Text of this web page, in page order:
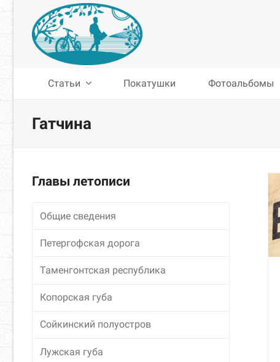
Статьи Покатушки Фотоальбомы
Гатчина
Главы летописи
Общие сведения
Петергофская дорога
Таменгонтская республика
Копорская губа
Сойкинский полуостров
Лужская губа